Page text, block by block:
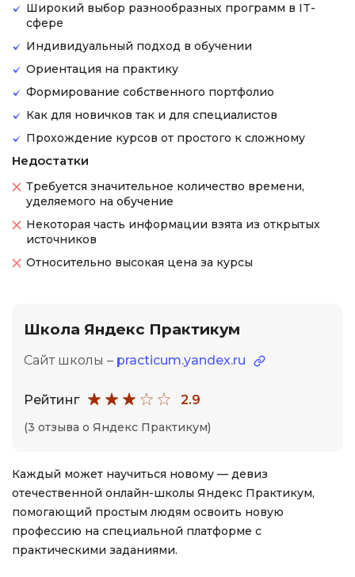
Широкий выбор разнообразных программ в IT-
сфере
Индивидуальный подход в обучении
Ориентация на практику
Формирование собственного портфолио
Как для новичков так и для специалистов
Прохождение курсов от простого к сложному
Недостатки
Требуется значительное количество времени,
уделяемого на обучение
Некоторая часть информации взята из открытых
источников
Относительно высокая цена за курсы
Школа Яндекс Практикум
Сайт школы – practicum.yandex.ru
Рейтинг 2.9
(3 отзыва о Яндекс Практикум)
Каждый может научиться новому — девиз
отечественной онлайн-школы Яндекс Практикум,
помогающий простым людям освоить новую
профессию на специальной платформе с
практическими заданиями.